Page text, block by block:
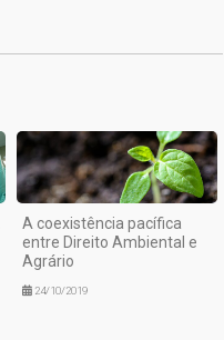
A coexistência pacífica
entre Direito Ambiental e
Agrário
24/10/2019